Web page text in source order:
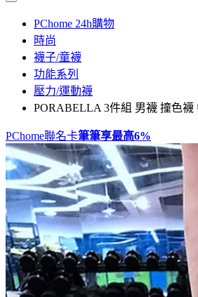
PChome 24h購物
時尚
襪子/童襪
功能系列
壓力/運動襪
PORABELLA 3件組 男襪 撞色襪
PChome聯名卡筆筆享最高6%